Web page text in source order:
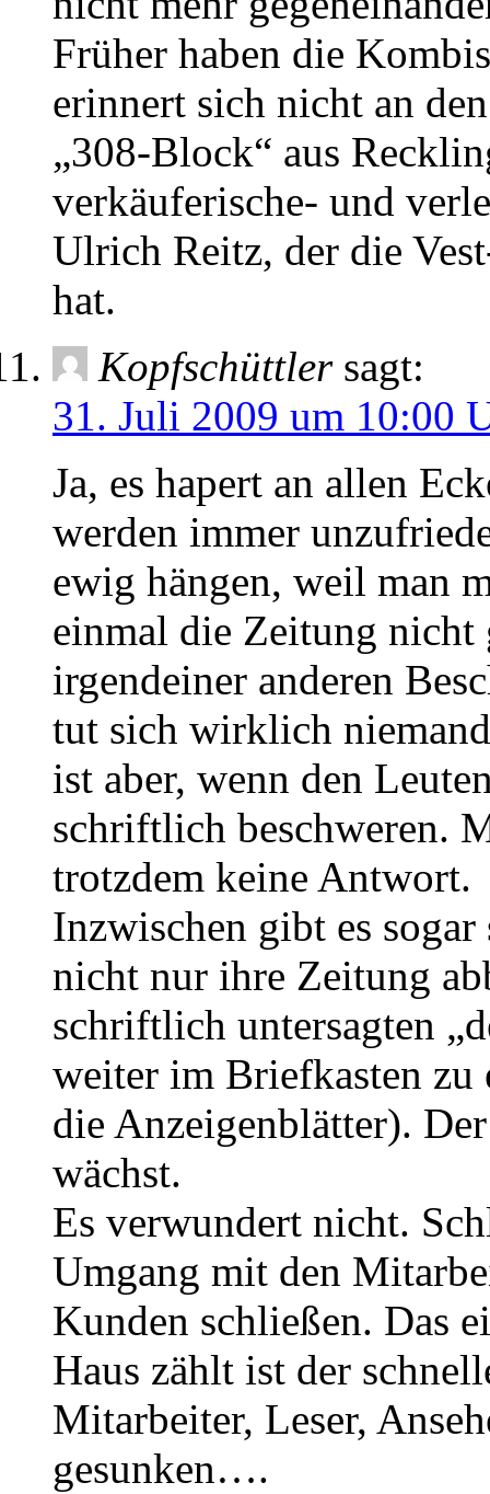
Früher haben die
erinnert sich nicht an
„308-Block“ aus
verkäuferische- und
Ulrich Reitz, der die
hat.
Kopfschüttler sagt:
31. Juli 2009 um 10:00
Ja, es hapert an allen
werden immer
ewig hängen, weil man
einmal die Zeitung nicht
irgendeiner anderen
tut sich wirklich
ist aber, wenn den
schriftlich beschweren.
trotzdem keine Antwort.
Inzwischen gibt es
nicht nur ihre Zeitung
schriftlich untersagten
weiter im Briefkasten zu
die Anzeigenblätter).
wächst.
Es verwundert nicht.
Umgang mit den
Kunden schließen. Das
Haus zählt ist der
Mitarbeiter, Leser,
gesunken….